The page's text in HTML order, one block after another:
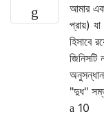
আমার
প্রায়)
হিসাবে
জিনিসটি
"দুধ"
10